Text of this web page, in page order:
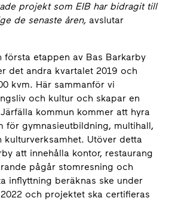
projekt som EIB har bidragit till
de senaste åren, avslutar
första etappen av Bas Barkarby
det andra kvartalet 2019 och
kvm. Här sammanför vi
och kultur och skapar en
kommun kommer att hyra
för gymnasieutbildning, multihall,
Utöver detta
att innehålla kontor, restaurang
pågår stomresning och
inflyttning beräknas ske under
och projektet ska certifieras